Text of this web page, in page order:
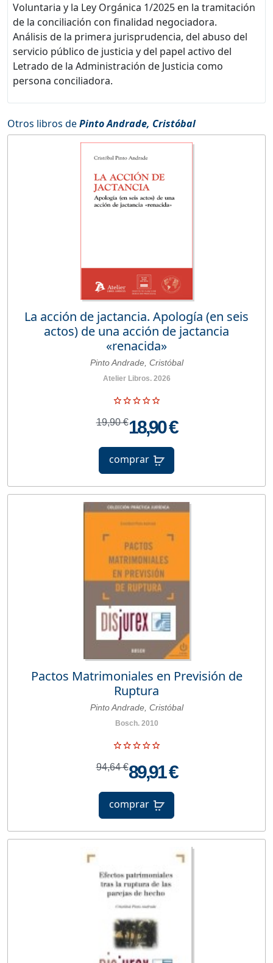
Voluntaria y la Ley Orgánica 1/2025 en la tramitación
de la conciliación con finalidad negociadora.
Análisis de la primera jurisprudencia, del abuso del
servicio público de justicia y del papel activo del
Letrado de la Administración de Justicia como
persona conciliadora.
Otros libros dePinto Andrade, Cristóbal
La acción de jactancia. Apología (en seis
actos) de una acción de jactancia
«renacida»
Pinto Andrade, Cristóbal
Atelier Libros. 2026
19,90 €18,90 €
comprar
Pactos Matrimoniales en Previsión de
Ruptura
Pinto Andrade, Cristóbal
Bosch. 2010
94,64 €89,91 €
comprar